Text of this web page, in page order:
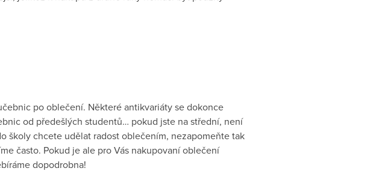
po oblečení. Některé antikvariáty se dokonce
od předešlých studentů… pokud jste na střední, není
školy chcete udělat radost oblečením, nezapomeňte tak
často. Pokud je ale pro Vás nakupovaní oblečení
dopodrobna!